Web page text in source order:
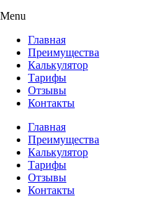
Menu
Главная
Преимущества
Калькулятор
Тарифы
Отзывы
Контакты
Главная
Преимущества
Калькулятор
Тарифы
Отзывы
Контакты